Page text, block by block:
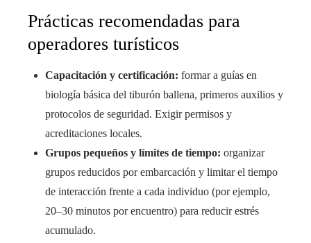
Prácticas recomendadas para
operadores turísticos
Capacitación y certificación: formar a guías en
biología básica del tiburón ballena, primeros auxilios y
protocolos de seguridad. Exigir permisos y
acreditaciones locales.
Grupos pequeños y límites de tiempo: organizar
grupos reducidos por embarcación y limitar el tiempo
de interacción frente a cada individuo (por ejemplo,
20–30 minutos por encuentro) para reducir estrés
acumulado.